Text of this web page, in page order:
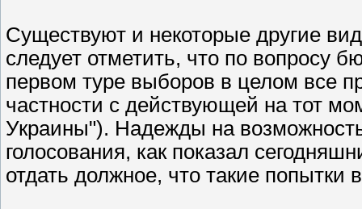
Существуют и некоторые другие
следует отметить, что по вопросу
первом туре выборов в целом все
частности с действующей на тот
Украины"). Надежды на
голосования, как показал
отдать должное, что такие попытки